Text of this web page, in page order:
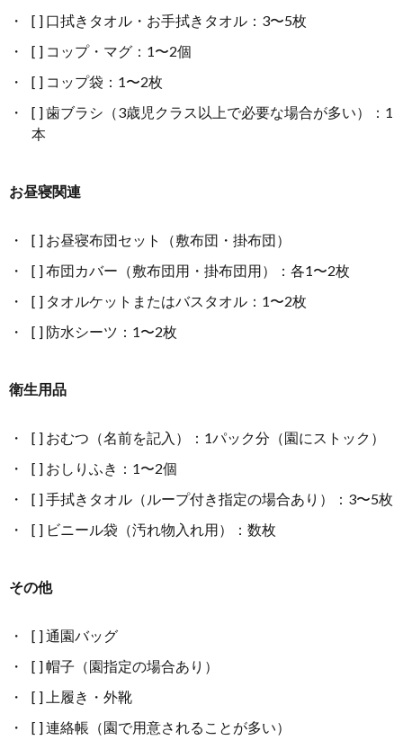
[ ] 口拭きタオル・お手拭きタオル：3〜5枚
[ ] コップ・マグ：1〜2個
[ ] コップ袋：1〜2枚
[ ] 歯ブラシ（3歳児クラス以上で必要な場合が多い）：1
本
お昼寝関連
[ ] お昼寝布団セット（敷布団・掛布団）
[ ] 布団カバー（敷布団用・掛布団用）：各1〜2枚
[ ] タオルケットまたはバスタオル：1〜2枚
[ ] 防水シーツ：1〜2枚
衛生用品
[ ] おむつ（名前を記入）：1パック分（園にストック）
[ ] おしりふき：1〜2個
[ ] 手拭きタオル（ループ付き指定の場合あり）：3〜5枚
[ ] ビニール袋（汚れ物入れ用）：数枚
その他
[ ] 通園バッグ
[ ] 帽子（園指定の場合あり）
[ ] 上履き・外靴
[ ] 連絡帳（園で用意されることが多い）